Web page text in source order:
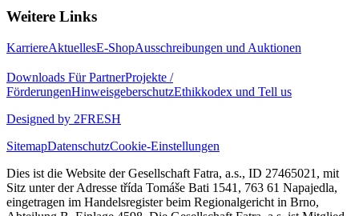
Weitere Links
KarriereAktuellesE-ShopAusschreibungen und Auktionen
Downloads Für PartnerProjekte /
FörderungenHinweisgeberschutzEthikkodex und Tell us
Designed by 2FRESH
SitemapDatenschutzCookie-Einstellungen
Dies ist die Website der Gesellschaft Fatra, a.s., ID 27465021, mit
Sitz unter der Adresse třída Tomáše Bati 1541, 763 61 Napajedla,
eingetragen im Handelsregister beim Regionalgericht in Brno,